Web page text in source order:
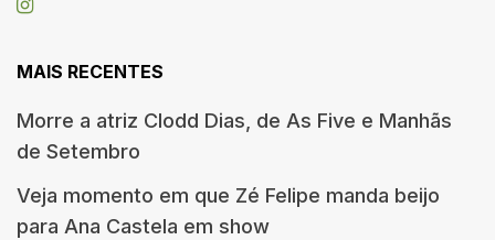
MAIS RECENTES
Morre a atriz Clodd Dias, de As Five e Manhãs
de Setembro
Veja momento em que Zé Felipe manda beijo
para Ana Castela em show